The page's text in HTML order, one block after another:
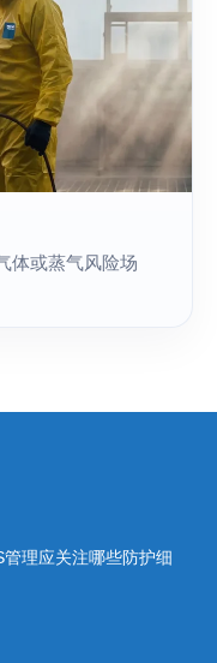
体或蒸气风险场
理应关注哪些防护细